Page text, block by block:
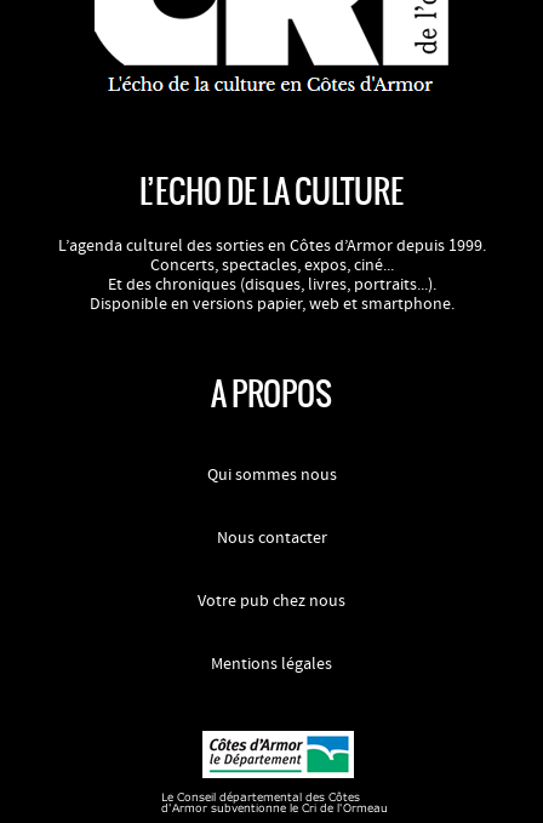
L’ECHO DE LA CULTURE
L’agenda culturel des sorties en Côtes d’Armor depuis 1999.
Concerts, spectacles, expos, ciné...
Et des chroniques (disques, livres, portraits...).
Disponible en versions papier, web et smartphone.
A PROPOS
Qui sommes nous
Nous contacter
Votre pub chez nous
Mentions légales